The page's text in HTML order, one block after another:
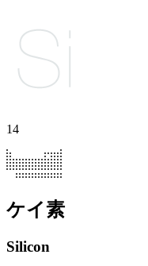
14
ケイ素
Silicon